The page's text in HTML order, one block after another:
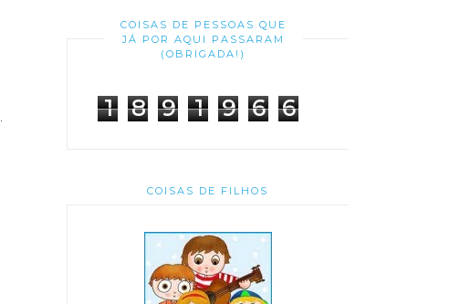
COISAS DE PESSOAS QUE
JÁ POR AQUI PASSARAM
(OBRIGADA!)
1 8 9 1 9 6 6
COISAS DE FILHOS